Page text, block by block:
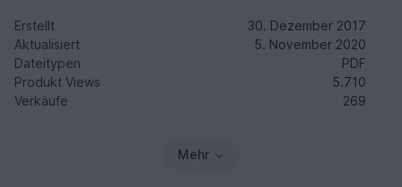
Erstellt
30. Dezember 2017
Aktualisiert
5. November 2020
Dateitypen
PDF
Produkt Views
5.710
Verkäufe
269
Mehr